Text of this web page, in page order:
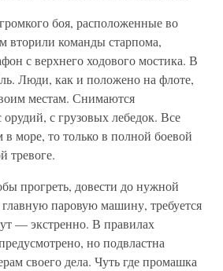
боя, расположенные во
вторили команды старпома,
с верхнего ходового мостика. В
Люди, как и положено на флоте,
местам. Снимаются
с грузовых лебедок. Все
море, то только в полной боевой
тревоге.
прогреть, довести до нужной
паровую машину, требуется
— экстренно. В правилах
но подвластна
своего дела. Чуть где промашка